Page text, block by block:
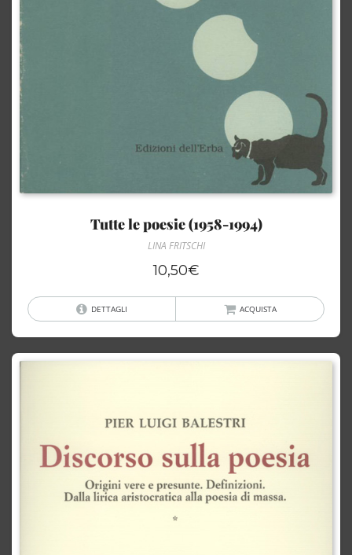
Tutte le poesie (1958-1994)
LINA FRITSCHI
10,50€
DETTAGLI ACQUISTA